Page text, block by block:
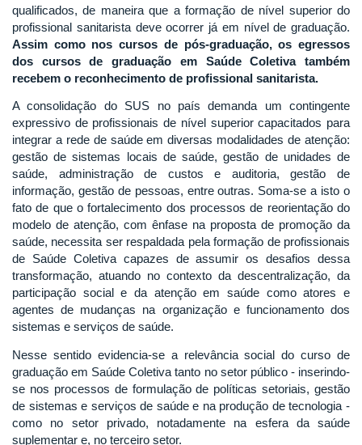
qualificados, de maneira que a formação de nível superior do
profissional sanitarista deve ocorrer já em nível de graduação.
Assim como nos cursos de pós-graduação, os egressos
dos cursos de graduação em Saúde Coletiva também
recebem o reconhecimento de profissional sanitarista.
A consolidação do SUS no país demanda um contingente
expressivo de profissionais de nível superior capacitados para
integrar a rede de saúde em diversas modalidades de atenção:
gestão de sistemas locais de saúde, gestão de unidades de
saúde, administração de custos e auditoria, gestão de
informação, gestão de pessoas, entre outras. Soma-se a isto o
fato de que o fortalecimento dos processos de reorientação do
modelo de atenção, com ênfase na proposta de promoção da
saúde, necessita ser respaldada pela formação de profissionais
de Saúde Coletiva capazes de assumir os desafios dessa
transformação, atuando no contexto da descentralização, da
participação social e da atenção em saúde como atores e
agentes de mudanças na organização e funcionamento dos
sistemas e serviços de saúde.
Nesse sentido evidencia-se a relevância social do curso de
graduação em Saúde Coletiva tanto no setor público - inserindo-
se nos processos de formulação de políticas setoriais, gestão
de sistemas e serviços de saúde e na produção de tecnologia -
como no setor privado, notadamente na esfera da saúde
suplementar e, no terceiro setor.